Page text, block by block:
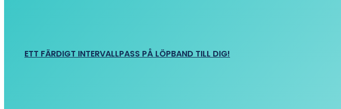
ETT FÄRDIGT INTERVALLPASS PÅ LÖPBAND TILL DIG!